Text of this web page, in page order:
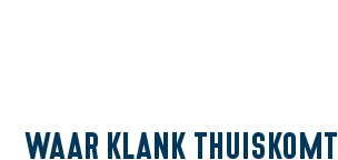
Waar klank thuiskomt